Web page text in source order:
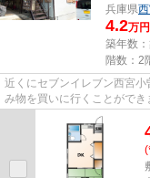
兵庫県
4.2万円
築年数
階数：2
近くにセブンイレブン西宮
み物を買いに行くことがで
のアパートです。どういった
(